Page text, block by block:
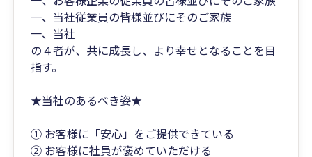
一、当社従業員の皆様並びにそのご家族
一、当社
の４者が、共に成長し、より幸せとなることを目
指す。
★当社のあるべき姿★
① お客様に「安心」をご提供できている
② お客様に社員が褒めていただける